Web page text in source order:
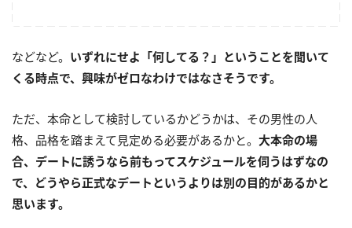
などなど。 いずれにせよ「何してる？」ということを聞いて
くる時点で、興味がゼロなわけではなさそうです。
ただ、本命として検討しているかどうかは、その男性の人
格、品格を踏まえて見定める必要があるかと。 大本命の場
合、デートに誘うなら前もってスケジュールを伺うはずなの
で、どうやら正式なデートというよりは別の目的があるかと
思います。